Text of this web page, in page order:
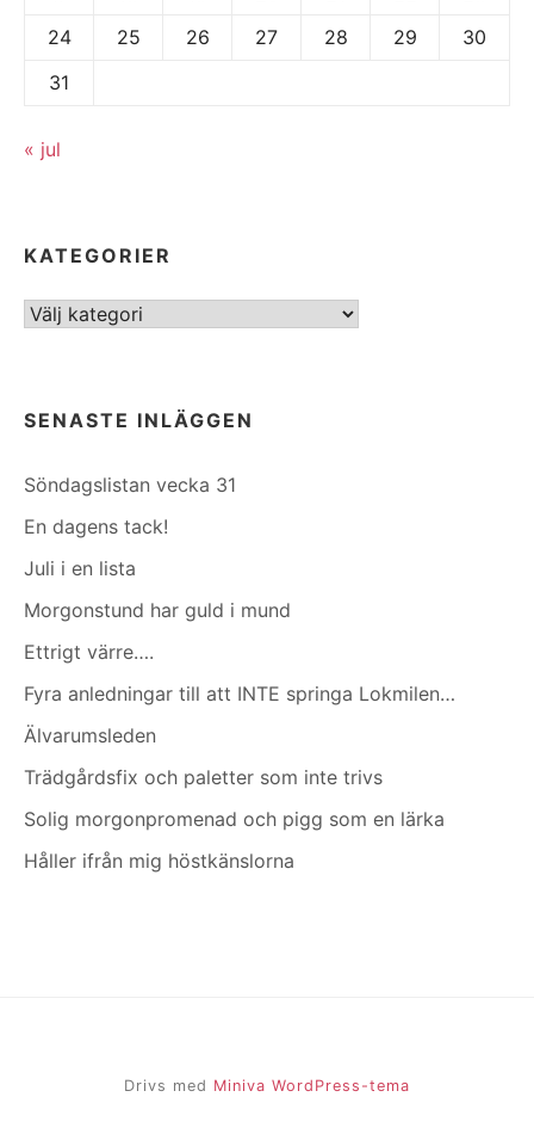
24
25 26 27 28 29
30
31
« jul
KATEGORIER
Kategorier
SENASTE INLÄGGEN
Söndagslistan vecka 31
En dagens tack!
Juli i en lista
Morgonstund har guld i mund
Ettrigt värre….
Fyra anledningar till att INTE springa Lokmilen…
Älvarumsleden
Trädgårdsfix och paletter som inte trivs
Solig morgonpromenad och pigg som en lärka
Håller ifrån mig höstkänslorna
Drivs med Miniva WordPress-tema